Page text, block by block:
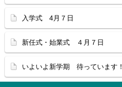
入学式 4月７日
新任式・始業式 ４月７日
いよいよ新学期 待っています！